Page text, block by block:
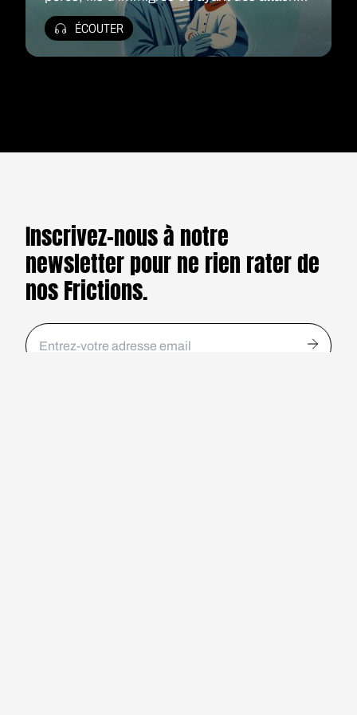
ailleurs, Walid interroge la transmission
dans un pays fracturée.
ÉCOUTER
Inscrivez-nous à notre
newsletter pour ne rien rater de
nos Frictions.